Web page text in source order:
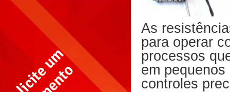
As
para operar
processos
em
controles